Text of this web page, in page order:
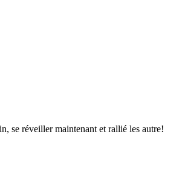
se réveiller maintenant et rallié les autre!